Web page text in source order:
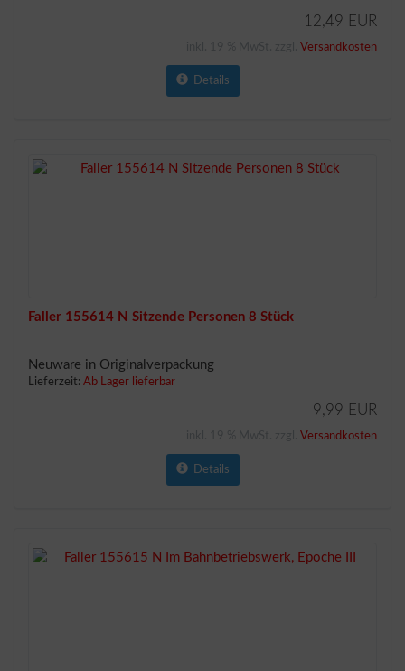
12,49 EUR
Versandkosten
Details
Faller 155614 N Sitzende Personen 8 Stück
Neuware in Originalverpackung
Lieferzeit: Ab Lager lieferbar
9,99 EUR
Versandkosten
Details